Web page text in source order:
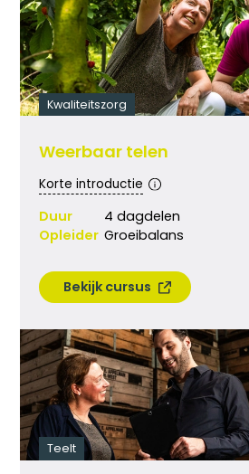
Kwaliteitszorg
Weerbaar telen
Korte introductie
Duur
4 dagdelen
Opleider Groeibalans
Bekijk cursus
Teelt